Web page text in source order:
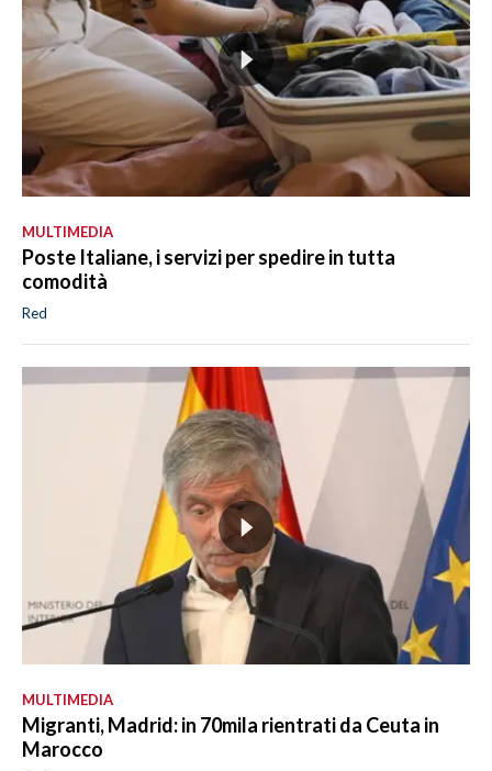
MULTIMEDIA
Poste Italiane, i servizi per spedire in tutta
comodità
Red
MULTIMEDIA
Migranti, Madrid: in 70mila rientrati da Ceuta in
Marocco